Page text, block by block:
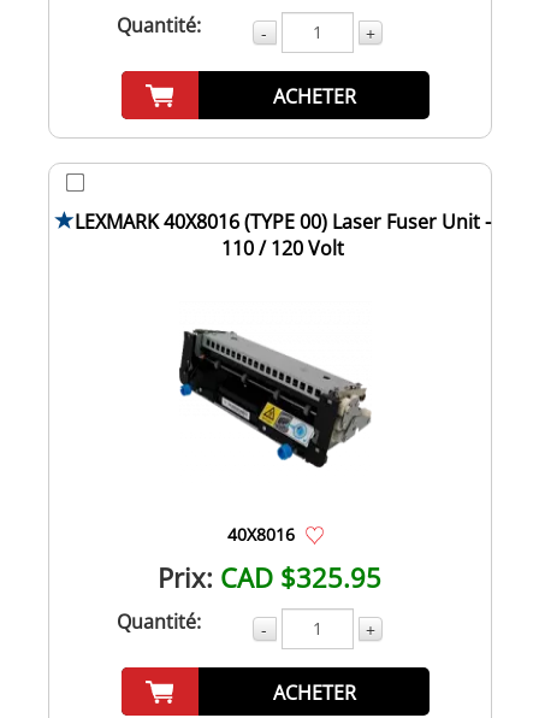
Quantité: - +
ACHETER
LEXMARK 40X8016 (TYPE 00) Laser Fuser Unit -
110 / 120 Volt
40X8016
Prix: CAD $325.95
Quantité: - +
ACHETER